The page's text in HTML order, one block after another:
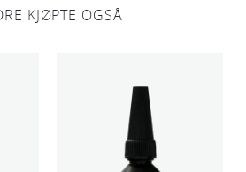
KJØPTE OGSÅ